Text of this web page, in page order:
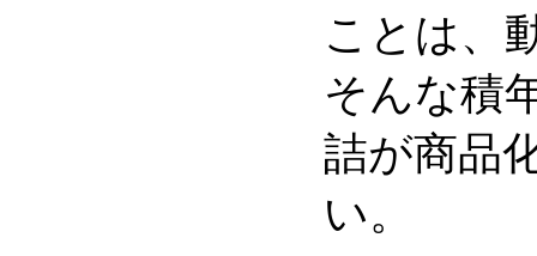
ことは、
そんな積
詰が商品
い。